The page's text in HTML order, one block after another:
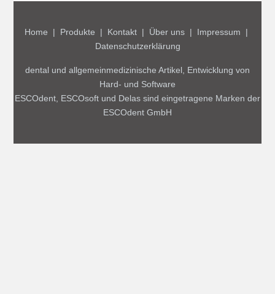
Home | Produkte | Kontakt | Über uns | Impressum |
Datenschutzerklärung
dental und allgemeinmedizinische Artikel, Entwicklung von
Hard- und Software
ESCOdent, ESCOsoft und Delas sind eingetragene Marken der
ESCOdent GmbH